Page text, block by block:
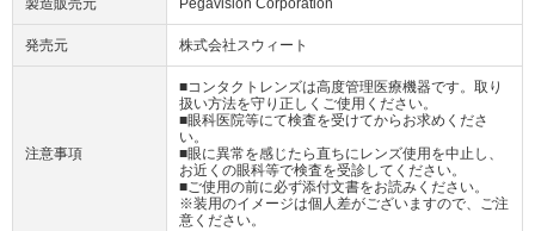
製造販売元 Pegavision Corporation
発売元 株式会社スウィート
注意事項
■コンタクトレンズは高度管理医療機器です。取り
扱い方法を守り正しくご使用ください。
■眼科医院等にて検査を受けてからお求めくださ
い。
■眼に異常を感じたら直ちにレンズ使用を中止し、
お近くの眼科等で検査を受診してください。
■ご使用の前に必ず添付文書をお読みください。
※装用のイメージは個人差がございますので、ご注
意ください。